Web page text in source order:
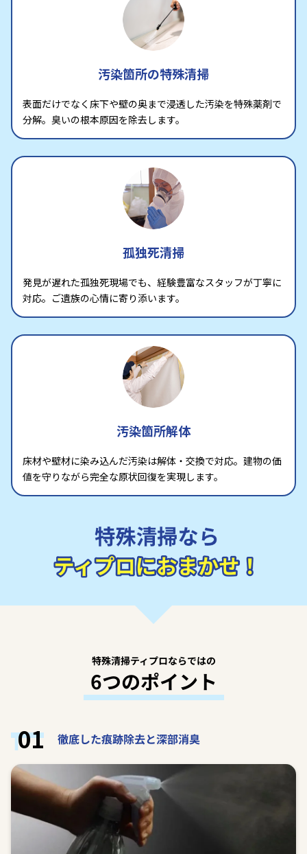
汚染箇所の特殊清掃
表面だけでなく床下や壁の奥まで浸透した汚染を特殊薬剤で
分解。臭いの根本原因を除去します。
孤独死清掃
発見が遅れた孤独死現場でも、経験豊富なスタッフが丁寧に
対応。ご遺族の心情に寄り添います。
汚染箇所解体
床材や壁材に染み込んだ汚染は解体・交換で対応。建物の価
値を守りながら完全な原状回復を実現します。
特殊清掃ティプロならではの
6つのポイント
01 徹底した痕跡除去と深部消臭